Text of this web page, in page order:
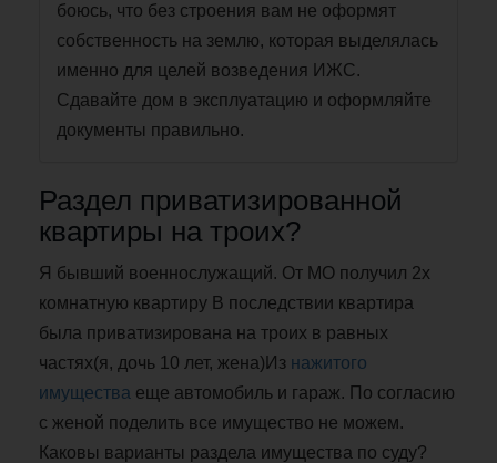
боюсь, что без строения вам не оформят
собственность на землю, которая выделялась
именно для целей возведения ИЖС.
Сдавайте дом в эксплуатацию и оформляйте
документы правильно.
Раздел приватизированной
квартиры на троих?
Я бывший военнослужащий. От МО получил 2х
комнатную квартиру В последствии квартира
была приватизирована на троих в равных
частях(я, дочь 10 лет, жена)Из нажитого
имущества еще автомобиль и гараж. По согласию
с женой поделить все имущество не можем.
Каковы варианты раздела имущества по суду?